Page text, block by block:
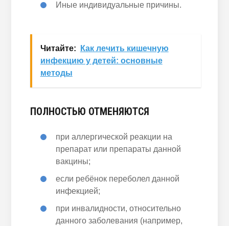
Иные индивидуальные причины.
Читайте:
Как лечить кишечную
инфекцию у детей: основные
методы
ПОЛНОСТЬЮ ОТМЕНЯЮТСЯ
при аллергической реакции на
препарат или препараты данной
вакцины;
если ребёнок переболел данной
инфекцией;
при инвалидности, относительно
данного заболевания (например,